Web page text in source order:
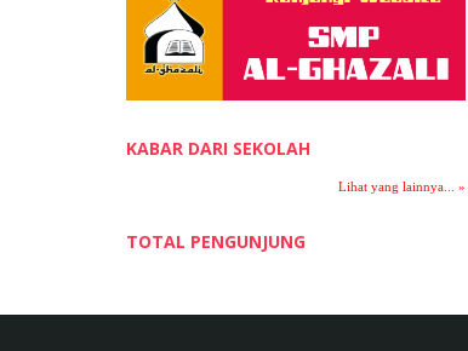
►2016(27)
►2015(28)
KABAR DARI SEKOLAH
Lihat yang lainnya... »
TOTAL PENGUNJUNG